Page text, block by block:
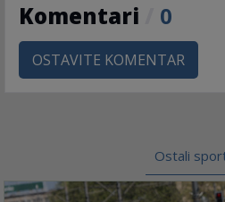
Komentari 0
OSTAVITE KOMENTAR
Ostali